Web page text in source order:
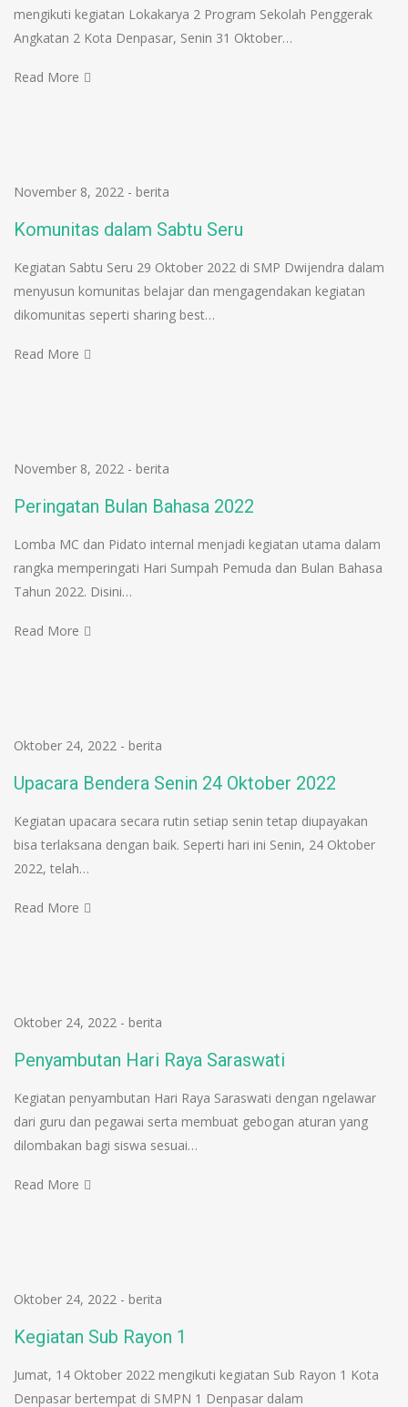
mengikuti kegiatan Lokakarya 2 Program Sekolah Penggerak
Angkatan 2 Kota Denpasar, Senin 31 Oktober…
Read More
November 8, 2022 - berita
Komunitas dalam Sabtu Seru
Kegiatan Sabtu Seru 29 Oktober 2022 di SMP Dwijendra dalam
menyusun komunitas belajar dan mengagendakan kegiatan
dikomunitas seperti sharing best…
Read More
November 8, 2022 - berita
Peringatan Bulan Bahasa 2022
Lomba MC dan Pidato internal menjadi kegiatan utama dalam
rangka memperingati Hari Sumpah Pemuda dan Bulan Bahasa
Tahun 2022. Disini…
Read More
Oktober 24, 2022 - berita
Upacara Bendera Senin 24 Oktober 2022
Kegiatan upacara secara rutin setiap senin tetap diupayakan
bisa terlaksana dengan baik. Seperti hari ini Senin, 24 Oktober
2022, telah…
Read More
Oktober 24, 2022 - berita
Penyambutan Hari Raya Saraswati
Kegiatan penyambutan Hari Raya Saraswati dengan ngelawar
dari guru dan pegawai serta membuat gebogan aturan yang
dilombakan bagi siswa sesuai…
Read More
Oktober 24, 2022 - berita
Kegiatan Sub Rayon 1
Jumat, 14 Oktober 2022 mengikuti kegiatan Sub Rayon 1 Kota
Denpasar bertempat di SMPN 1 Denpasar dalam